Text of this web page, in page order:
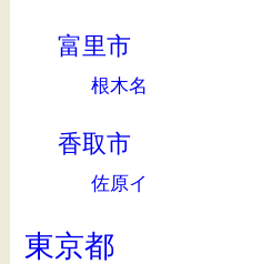
富里市
根木名
香取市
佐原イ
東京都